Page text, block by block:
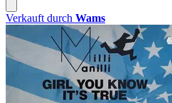
Verkauft durch Wams